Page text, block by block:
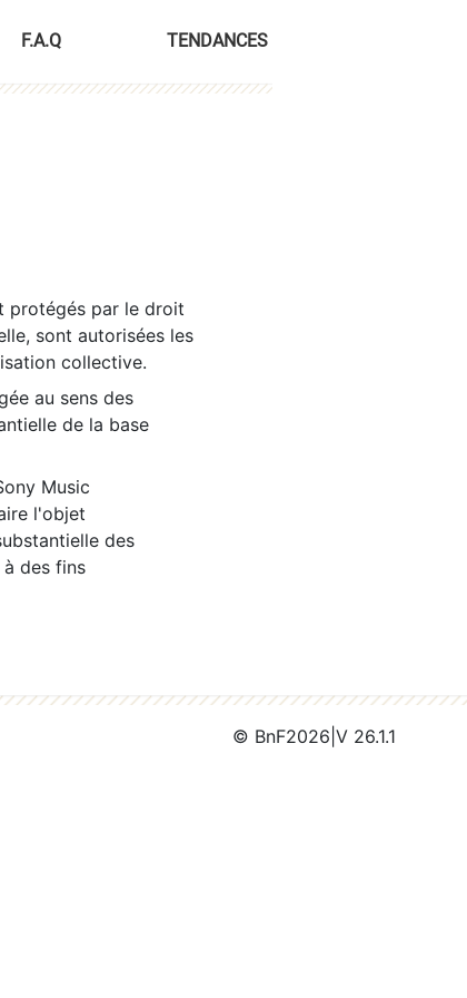
F.A.Q TENDANCES
protégés par le droit
sont autorisées les
collective.
au sens des
de la base
Music
l'objet
des
des fins
© BnF2026 V 26.1.1